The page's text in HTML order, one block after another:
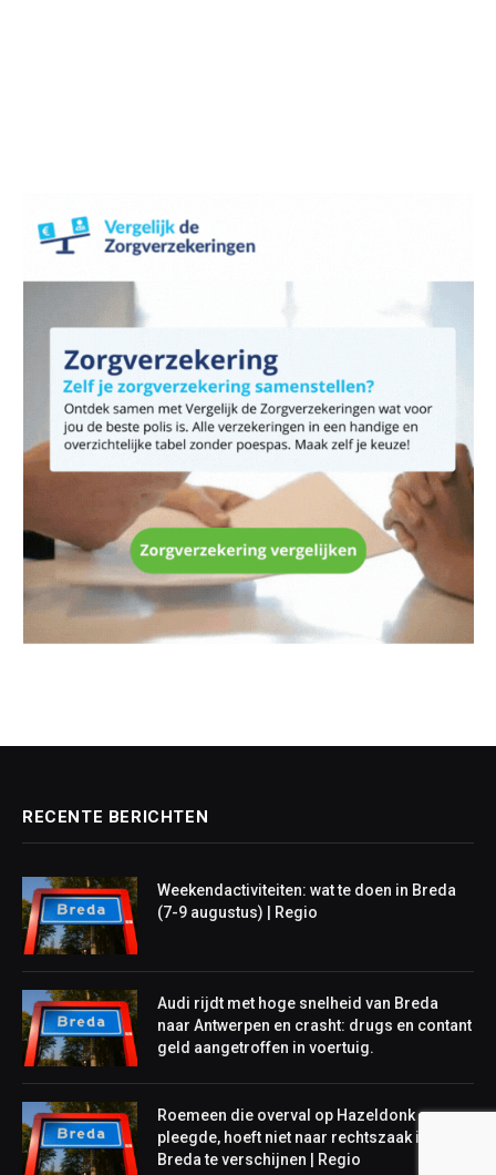
RECENTE BERICHTEN
Weekendactiviteiten: wat te doen in Breda
(7-9 augustus) | Regio
Audi rijdt met hoge snelheid van Breda
naar Antwerpen en crasht: drugs en contant
geld aangetroffen in voertuig.
Roemeen die overval op Hazeldonk
pleegde, hoeft niet naar rechtszaak in
Breda te verschijnen | Regio